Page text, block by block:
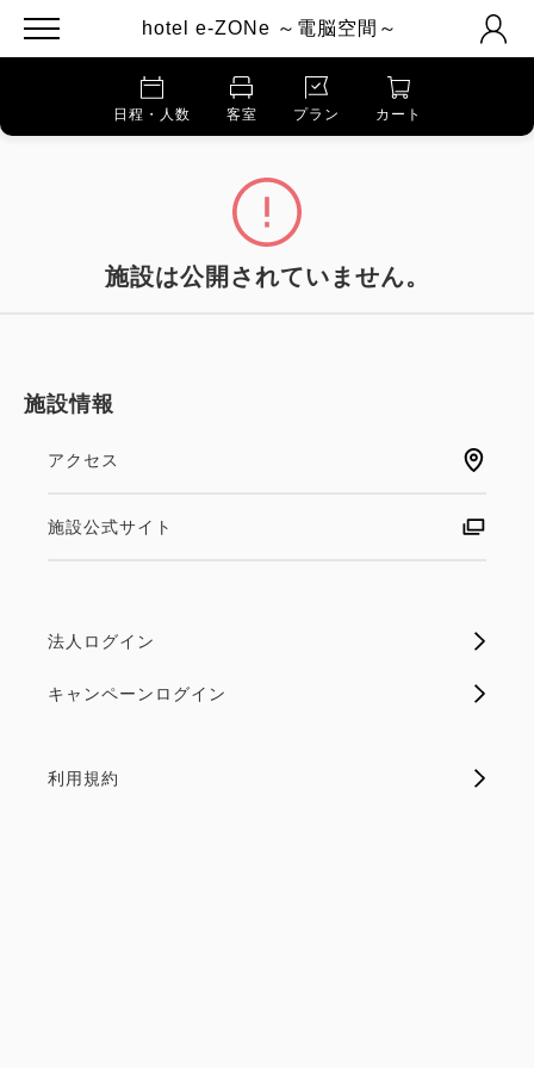
hotel e-ZONe ～電脳空間～
日程・人数 客室 プラン カート
施設は公開されていません。
施設情報
アクセス
施設公式サイト
法人ログイン
キャンペーンログイン
利用規約